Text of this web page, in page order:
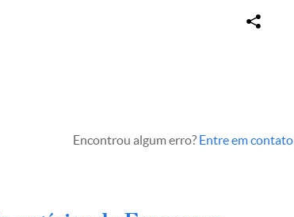
Encontrou algum erro? Entre em contato